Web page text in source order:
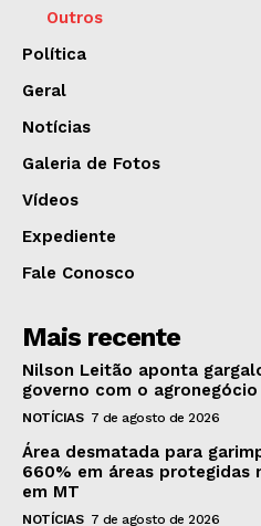
Outros
Política
Geral
Notícias
Galeria de Fotos
Vídeos
Expediente
Fale Conosco
Mais recente
Nilson Leitão aponta
governo com o agronegócio
NOTÍCIAS 7 de agosto de 2026
Área desmatada para
660% em áreas protegidas
em MT
NOTÍCIAS 7 de agosto de 2026